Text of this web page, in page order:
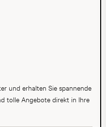
und erhalten Sie spannende
tolle Angebote direkt in Ihre